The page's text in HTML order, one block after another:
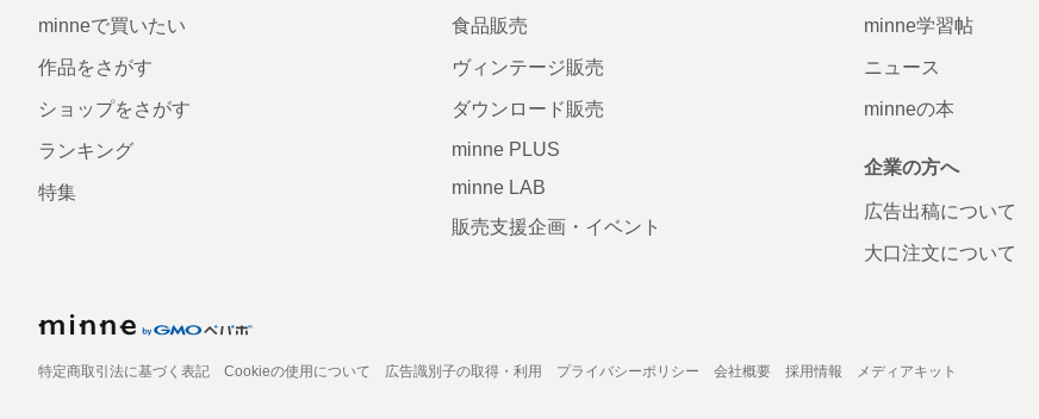
minneで買いたい
作品をさがす
ショップをさがす
ランキング
特集
食品販売
ヴィンテージ販売
ダウンロード販売
minne PLUS
minne LAB
販売支援企画・イベント
minne学習帖
ニュース
minneの本
企業の方へ
広告出稿について
大口注文について
特定商取引法に基づく表記 Cookieの使用について 広告識別子の取得・利用 プライバシーポリシー 会社概要 採用情報 メディアキット